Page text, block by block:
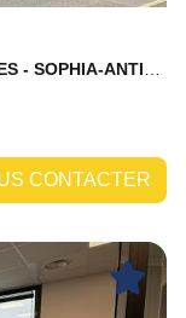
CONTACTER